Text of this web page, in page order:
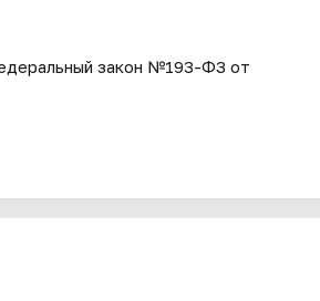
закон №193-ФЗ от